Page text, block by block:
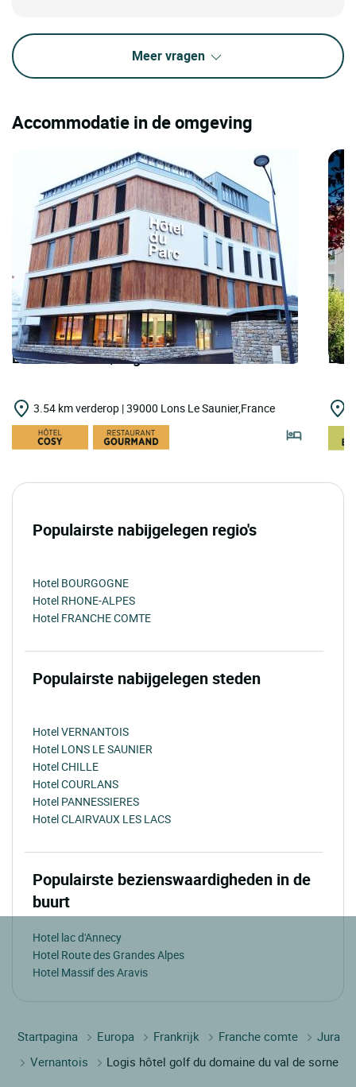
Meer vragen
Accommodatie in de omgeving
LOGIS HOTELS | Logis Hôtel du Parc
3.54 km verderop | 39000 Lons Le Saunier,France
Populairste nabijgelegen regio's
Hotel BOURGOGNE
Hotel RHONE-ALPES
Hotel FRANCHE COMTE
Populairste nabijgelegen steden
Hotel VERNANTOIS
Hotel LONS LE SAUNIER
Hotel CHILLE
Hotel COURLANS
Hotel PANNESSIERES
Hotel CLAIRVAUX LES LACS
Populairste bezienswaardigheden in de
buurt
Hotel lac d'Annecy
Hotel Route des Grandes Alpes
Hotel Massif des Aravis
Startpagina Europa Frankrijk Franche comte
Jura
Vernantois
Logis hôtel golf du domaine du val de sorne